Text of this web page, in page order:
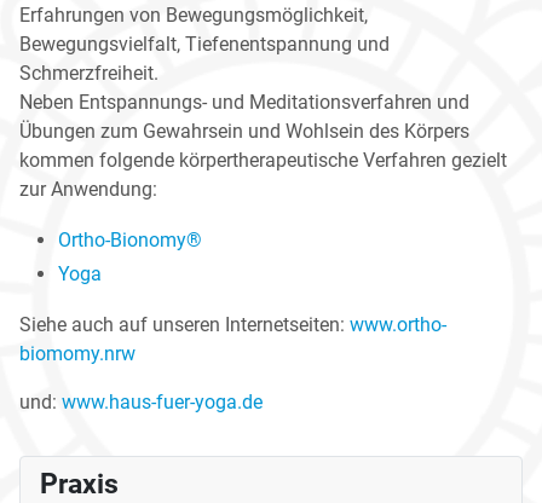
Erfahrungen von Bewegungsmöglichkeit,
Bewegungsvielfalt, Tiefenentspannung und
Schmerzfreiheit.
Neben Entspannungs- und Meditationsverfahren und
Übungen zum Gewahrsein und Wohlsein des Körpers
kommen folgende körpertherapeutische Verfahren gezielt
zur Anwendung:
Ortho-Bionomy®
Yoga
Siehe auch auf unseren Internetseiten: www.ortho-
biomomy.nrw
und: www.haus-fuer-yoga.de
Praxis